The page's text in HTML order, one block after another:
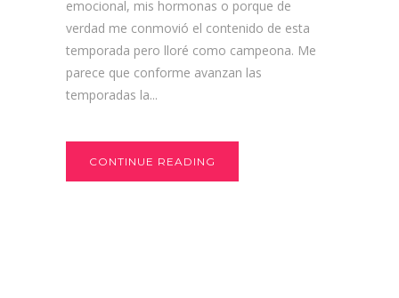
emocional, mis hormonas o porque de
verdad me conmovió el contenido de esta
temporada pero lloré como campeona. Me
parece que conforme avanzan las
temporadas la...
CONTINUE READING